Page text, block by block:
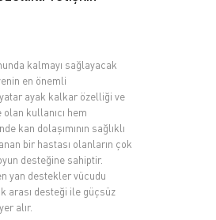
kalmayı sağlayacak
en önemli
ayak kalkar özelliği ve
kullanıcı hem
kan dolaşımının sağlıklı
bir hastası olanların çok
desteğine sahiptir.
yan destekler vücudu
arası desteği ile güçsüz
alır.